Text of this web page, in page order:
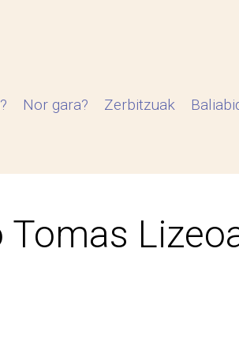
Nor gara? Zerbitzuak
Tomas